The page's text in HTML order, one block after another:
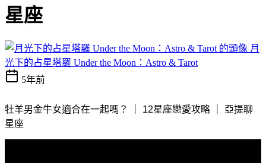
星座
月
光下的占星塔羅 Under the Moon：Astro & Tarot
5年前
牡羊男金牛女適合在一起嗎？ ｜ 12星座戀愛攻略 ｜ 亞提聊
星座